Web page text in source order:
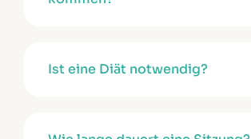
Ist eine Diät notwendig?